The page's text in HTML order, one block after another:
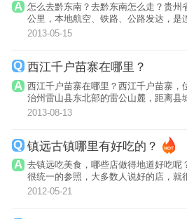
怎么去黔东南？去黔东南怎么走？贵州
公里，本地航空、铁路、公路发达，是
纽。
2013-05-15
西江千户苗寨在哪里？
西江千户苗寨在哪里？西江千户苗寨，
治州雷山县东北部的雷公山麓，距离县
凯里35km，距...
2013-08-13
镇远古镇哪里有好吃的？
去镇远吃美食，哪些店做得地道好吃呢
很统一的参照，大多数人说好的店，就
的推荐。
2012-05-21